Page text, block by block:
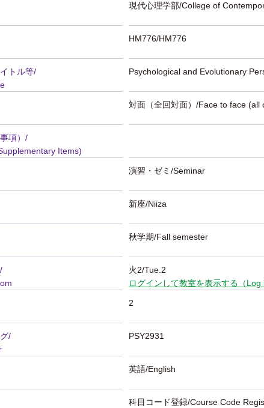
現代心理学部/College of
HM776/HM776
トル等/
Psychological and Evolutionary
対面（全回対面）/Face to face (all
項）/
Items)
演習・ゼミ/Seminar
新座/Niiza
秋学期/Fall semester
火2/Tue.2
ログインして教室を表示する（Log
2
/
PSY2931
英語/English
科目コード登録/Course Code